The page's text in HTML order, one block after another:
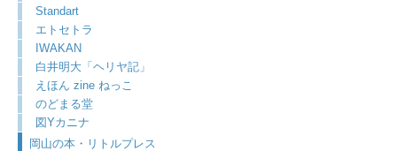
Standart
エトセトラ
IWAKAN
白井明大「ヘリヤ記」
えほん zine ねっこ
のどまる堂
図Yカニナ
岡山の本・リトルプレス